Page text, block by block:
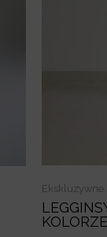
Ekskluzywne